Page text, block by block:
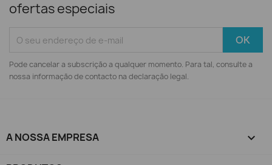
ofertas especiais
Pode cancelar a subscrição a qualquer momento. Para tal, consulte a
nossa informação de contacto na declaração legal.
A NOSSA EMPRESA 